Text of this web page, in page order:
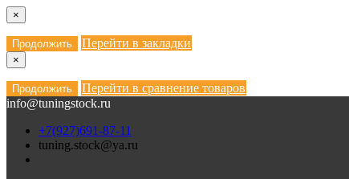
×
Продолжить Перейти в закладки
×
Продолжить
Перейти в сравнение товаров
info@tuningstock.ru
+7(927)691-87-11
tuning.stock@ya.ru